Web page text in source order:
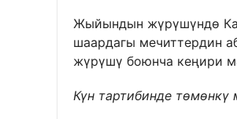
Жыйындын жүрүшүндө
шаардагы мечиттердин
жүрүшү боюнча кеңири
Күн тартибинде төмөнкү